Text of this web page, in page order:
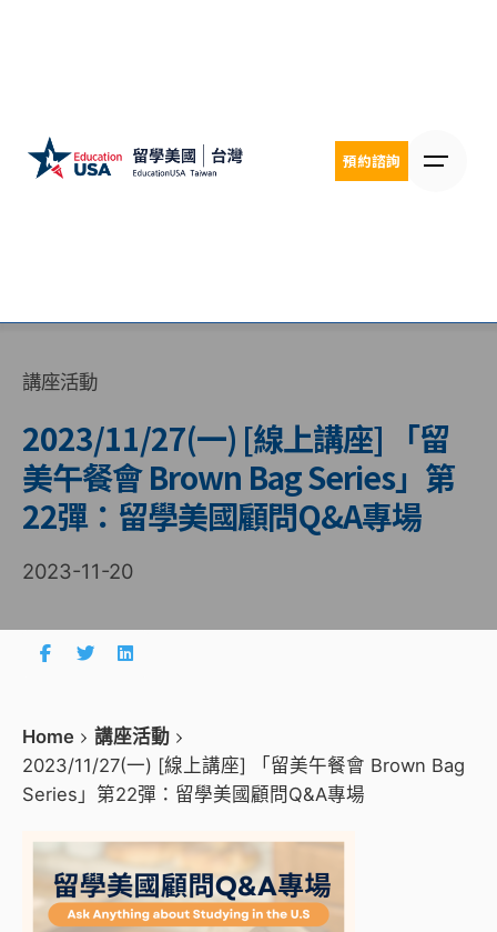
預約諮詢
講座活動
2023/11/27(一) [線上講座] 「留
美午餐會 Brown Bag Series」第
22彈：留學美國顧問Q&A專場
2023-11-20
Home
講座活動
2023/11/27(一) [線上講座] 「留美午餐會 Brown Bag
Series」第22彈：留學美國顧問Q&A專場